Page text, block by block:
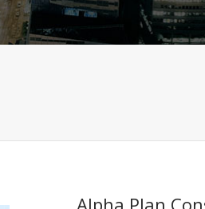
Alpha Plan